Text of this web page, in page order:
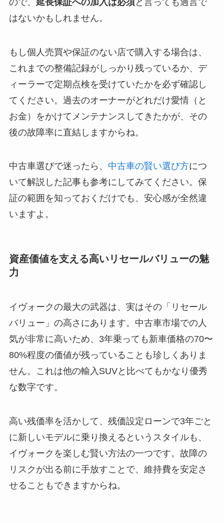
はないかもしれません。
もし個人売買や保証のない店で購入する場合は、
これまでの整備記録がしっかり残っているか、デ
ィーラーで定期点検を受けていたかを必ず確認し
てください。過去のオーナーがどれだけ愛情（と
お金）をかけてメンテナンスしてきたかが、その
後の故障率に直結しますからね。
中古車選びで迷ったら、 中古車の賢い選び方につ
いて解説した記事も参考にしてみてください。保
証の範囲を知っておくだけでも、安心感が全然違
いますよ。
資産価値を支える高いリセールバリューの魅
力
イヴォークの最大の武器は、実はその「リセール
バリュー」の高さにあります。中古車市場での人
気が非常に高いため、3年乗っても新車価格の70〜
80%程度の価値が残っていることも珍しくありま
せん。これは他の輸入SUVと比べてもかなり優秀
な数字です。
高い残価率を活かして、残価設定ローンで3年ごと
に新しいモデルに乗り換えるというスタイルも、
イヴォークを楽しむ賢い方法の一つです。故障の
リスクが出る前に手放すことで、維持費を安定さ
せることもできますからね。